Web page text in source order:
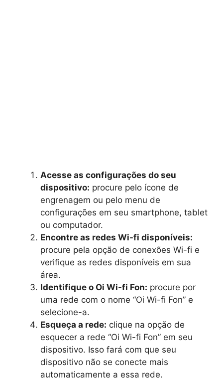
Acesse as configurações do seu
dispositivo: procure pelo ícone de
engrenagem ou pelo menu de
configurações em seu smartphone, tablet
ou computador.
Encontre as redes Wi-fi disponíveis:
procure pela opção de conexões Wi-fi e
verifique as redes disponíveis em sua
área.
Identifique o Oi Wi-fi Fon: procure por
uma rede com o nome “Oi Wi-fi Fon” e
selecione-a.
Esqueça a rede: clique na opção de
esquecer a rede “Oi Wi-fi Fon” em seu
dispositivo. Isso fará com que seu
dispositivo não se conecte mais
automaticamente a essa rede.